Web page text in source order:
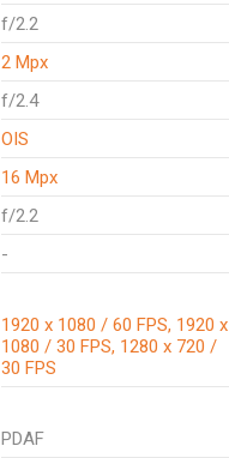
f/2.2
2 Mpx
f/2.4
OIS
16 Mpx
f/2.2
-
1920 x 1080 / 60 FPS, 1920 x
1080 / 30 FPS, 1280 x 720 /
30 FPS
PDAF